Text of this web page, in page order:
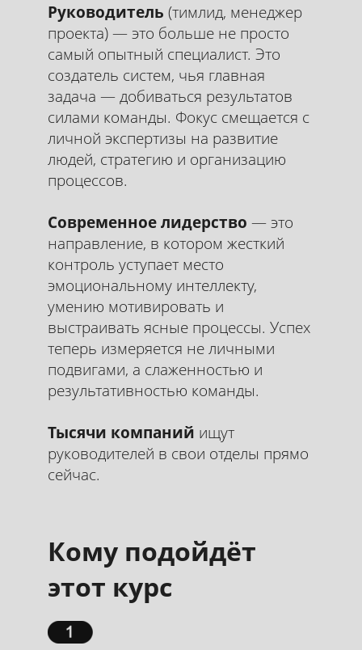
Team Lead 2.0
Эксперт без
стресса
«Team Lead 2.0: Ваш первый год у руля» —
это практический гид по выживанию для
нового руководителя.
Это «путеводитель» с пошаговыми
скриптами, шаблонами и
психологическими приемами, которые
помогут вам завоевать авторитет
команды, выстроить процессы и
этом адекватным человеком.
Записаться на курс
Руководитель (тимлид, менеджер
проекта) — это больше не просто
самый опытный специалист. Это
создатель систем, чья главная
задача — добиваться результатов
силами команды. Фокус смещается с
личной экспертизы на развитие
людей, стратегию и организацию
процессов.
Современное лидерство — это
направление, в котором жесткий
контроль уступает место
эмоциональному интеллекту,
умению мотивировать и
выстраивать ясные процессы. Успех
теперь измеряется не личными
подвигами, а слаженностью и
результативностью команды.
Тысячи компаний ищут
руководителей в свои отделы прямо
сейчас.
Кому подойдёт
этот курс